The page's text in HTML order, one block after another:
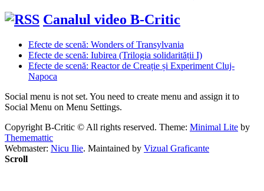
Canalul video B-Critic
Efecte de scenă: Wonders of Transylvania
Efecte de scenă: Iubirea (Trilogia solidarității I)
Efecte de scenă: Reactor de Creație și Experiment Cluj-
Napoca
Social menu is not set. You need to create menu and assign it to
Social Menu on Menu Settings.
Copyright B-Critic © All rights reserved. Theme: Minimal Lite by
Thememattic
Webmaster: Nicu Ilie. Maintained by Vizual Graficante
Scroll